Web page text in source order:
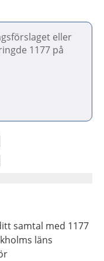
samtal med 1177
läns